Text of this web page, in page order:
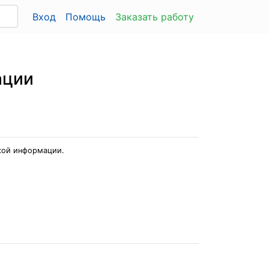
Вход Помощь Заказать работу
информации.